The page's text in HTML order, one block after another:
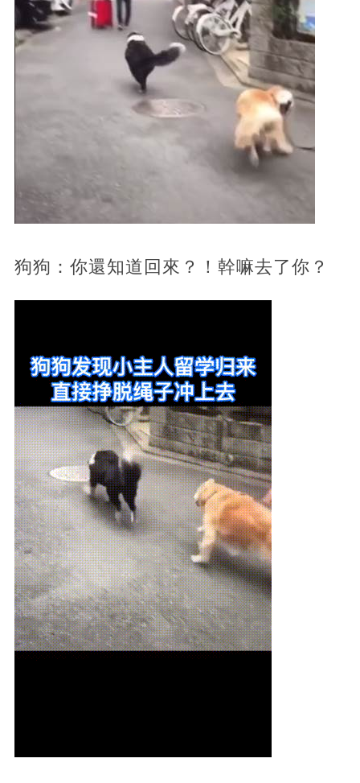
狗狗：你還知道回來？！幹嘛去了你？